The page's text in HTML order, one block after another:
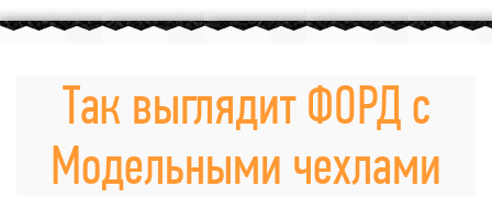
Так выглядит ФОРД с
Модельными чехлами